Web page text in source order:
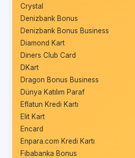
Crystal
Denizbank Bonus
Denizbank Bonus Business
Diamond Kart
Diners Club Card
DKart
Dragon Bonus Business
Dünya Katılım Paraf
Eflatun Kredi Kartı
Elit Kart
Encard
Enpara.com Kredi Kartı
Fibabanka Bonus